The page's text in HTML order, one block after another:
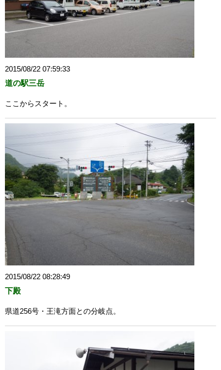
2015/08/22 07:59:33
道の駅三岳
ここからスタート。
2015/08/22 08:28:49
下殿
県道256号・王滝方面との分岐点。